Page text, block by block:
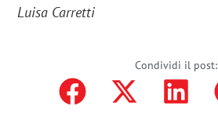
Luisa Carretti
Condividi il post: